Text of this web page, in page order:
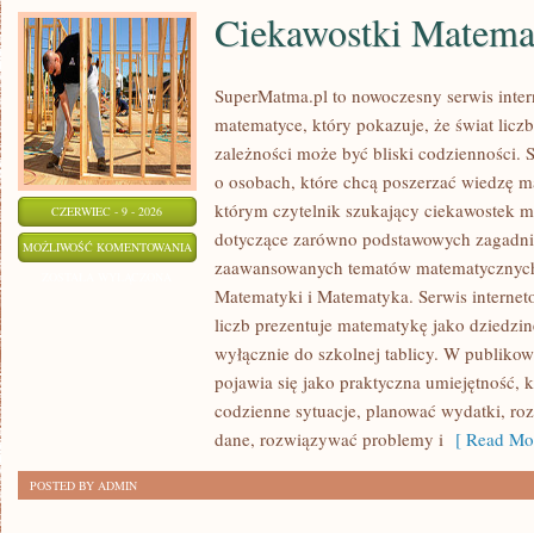
CZERWIEC - 9 - 2026
MOŻLIWOŚĆ KOMENTOWANIA CIEKAWOSTKI
MATEMATYCZNE
Ciekawostki
SuperMatma.pl to nowoczesny serwis
matematyce, który pokazuje, że świat
zależności może być bliski codzienności.
o osobach, które chcą poszerzać wiedzę
którym czytelnik szukający ciekawostek
dotyczące zarówno podstawowych
zaawansowanych tematów
Matematyki i Matematyka. Serwis
liczb prezentuje matematykę jako
wyłącznie do szkolnej tablicy. W
pojawia się jako praktyczna umiejętność,
codzienne sytuacje, planować wydatki,
dane, rozwiązywać problemy i [ Read
POSTED BY ADMIN